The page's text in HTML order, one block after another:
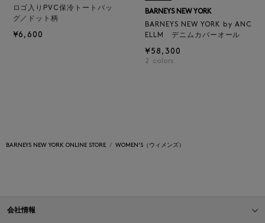
ロゴ入りPVC保冷トートバッ
グ／ドット柄
¥6,600
BARNEYS NEW YORK
BARNEYS NEW YORK by ANC
ELLM デニムカバーオール
¥58,300
2 colors
BARNEYS NEW YORK ONLINE STORE WOMEN'S（ウィメンズ）
会社情報